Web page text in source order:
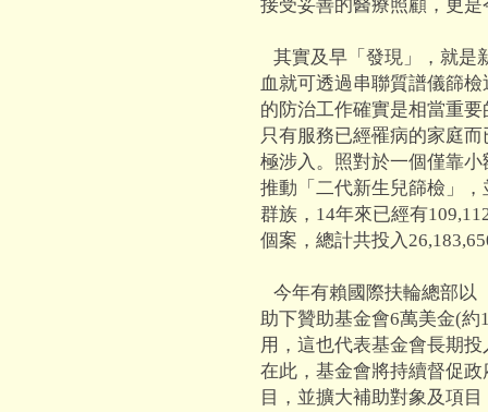
接受妥善的醫療照顧，更是
其實及早「發現」，就是
血就可透過串聯質譜儀篩
的防治工作確實是相當重
只有服務已經罹病的家庭
極涉入。照對於一個僅靠
推動「二代新生兒篩檢」
群族，14年來已經有
個案，總計共投入
今年有賴國際扶輪總部以
助下贊助基金會6萬美金(
用，這也代表基金會長期
在此，基金會將持續督促
目，並擴大補助對象及項